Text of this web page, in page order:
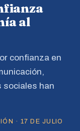
al
confianza en
sociales han
· 17 DE JULIO